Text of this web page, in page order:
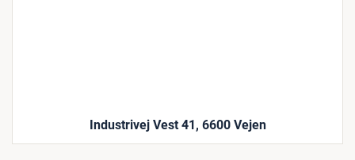
Industrivej Vest 41, 6600 Vejen